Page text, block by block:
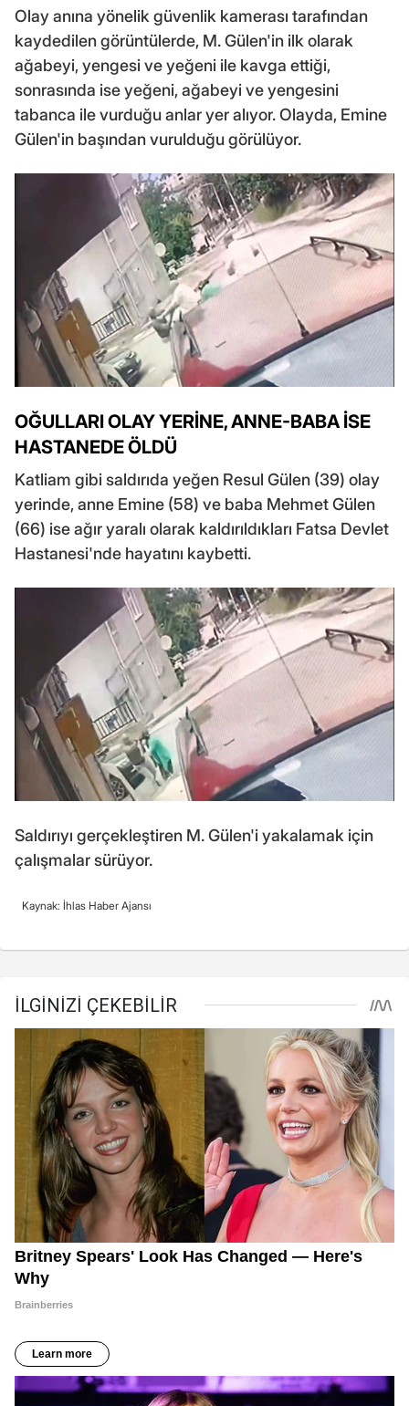
Olay anına yönelik güvenlik kamerası tarafından
kaydedilen görüntülerde, M. Gülen'in ilk olarak
ağabeyi, yengesi ve yeğeni ile kavga ettiği,
sonrasında ise yeğeni, ağabeyi ve yengesini
tabanca ile vurduğu anlar yer alıyor. Olayda, Emine
Gülen'in başından vurulduğu görülüyor.
OĞULLARI OLAY YERİNE, ANNE-BABA İSE
HASTANEDE ÖLDÜ
Katliam gibi saldırıda yeğen Resul Gülen (39) olay
yerinde, anne Emine (58) ve baba Mehmet Gülen
(66) ise ağır yaralı olarak kaldırıldıkları Fatsa Devlet
Hastanesi'nde hayatını kaybetti.
Saldırıyı gerçekleştiren M. Gülen'i yakalamak için
çalışmalar sürüyor.
Kaynak: İhlas Haber Ajansı